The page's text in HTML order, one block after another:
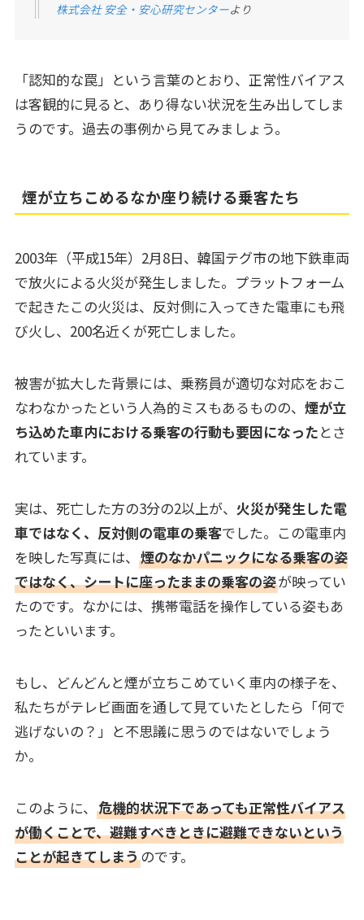
株式会社 安全・安心研究センターより
「認知的な罠」という言葉のとおり、正常性バイアス
は客観的に見ると、あり得ない状況を生み出してしま
うのです。過去の事例から見てみましょう。
煙が立ちこめるなか座り続ける乗客たち
2003年（平成15年）2月8日、韓国テグ市の地下鉄車両
で放火による火災が発生しました。プラットフォーム
で起きたこの火災は、反対側に入ってきた電車にも飛
び火し、200名近くが死亡しました。
被害が拡大した背景には、乗務員が適切な対応をおこ
なわなかったという人為的ミスもあるものの、 煙が立
ち込めた車内における乗客の行動も要因になったとさ
れています。
実は、死亡した方の3分の2以上が、 火災が発生した電
車ではなく、反対側の電車の乗客でした。この電車内
を映した写真には、 煙のなかパニックになる乗客の姿
ではなく、シートに座ったままの乗客の姿が映ってい
たのです。なかには、携帯電話を操作している姿もあ
ったといいます。
もし、どんどんと煙が立ちこめていく車内の様子を、
私たちがテレビ画面を通して見ていたとしたら「何で
逃げないの？」と不思議に思うのではないでしょう
か。
このように、 危機的状況下であっても正常性バイアス
が働くことで、避難すべきときに避難できないという
ことが起きてしまうのです。